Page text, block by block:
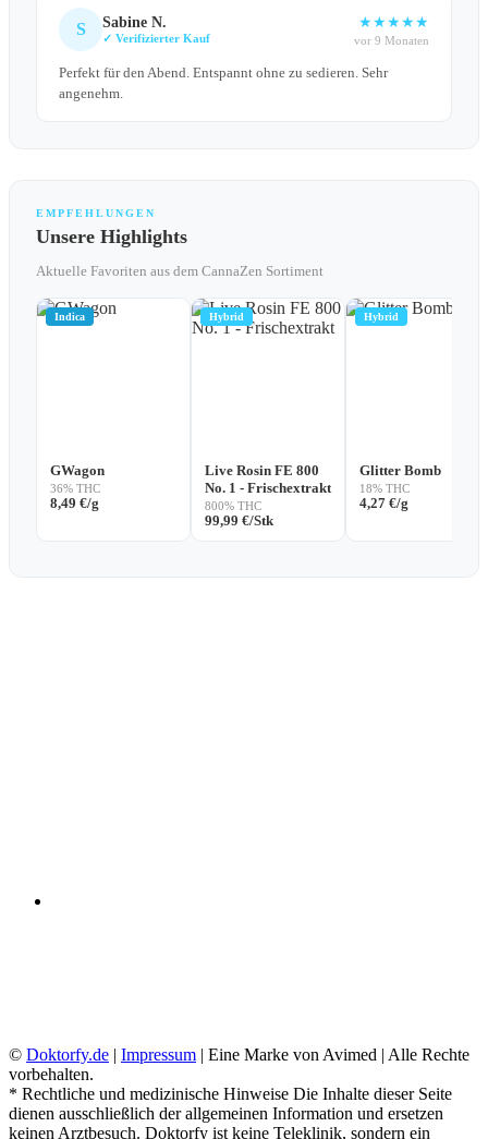
S Sabine N.
✓ Verifizierter Kauf
★ ★ ★ ★ ★
vor 9 Monaten
Perfekt für den Abend. Entspannt ohne zu sedieren. Sehr
angenehm.
EMPFEHLUNGEN
Unsere Highlights
Aktuelle Favoriten aus dem CannaZen Sortiment
Indica
GWagon
36% THC
8,49 €/g
Hybrid
Live Rosin FE 800
No. 1 - Frischextrakt
800% THC
99,99 €/Stk
Hybrid
Glitter Bomb
18% THC
4,27 €/g
© Doktorfy.de | Impressum | Eine Marke von Avimed | Alle Rechte
vorbehalten.
* Rechtliche und medizinische Hinweise Die Inhalte dieser Seite
dienen ausschließlich der allgemeinen Information und ersetzen
keinen Arztbesuch. Doktorfy ist keine Teleklinik, sondern ein